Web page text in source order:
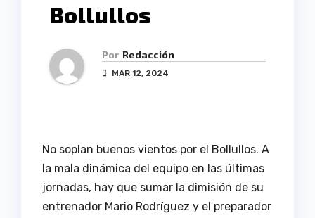
Bollullos
Por Redacción
MAR 12, 2024
No soplan buenos vientos por el Bollullos. A
la mala dinámica del equipo en las últimas
jornadas, hay que sumar la dimisión de su
entrenador Mario Rodríguez y el preparador